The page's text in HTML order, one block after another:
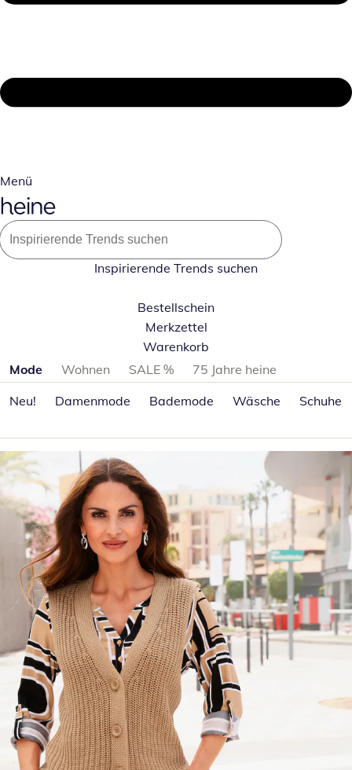
Menü
Inspirierende Trends suchen
Bestellschein
Merkzettel
Warenkorb
Produktkategorien überspringen
Mode Wohnen SALE %
75 Jahre heine
Neu!
Damenmode Bademode Wäsche Schuhe